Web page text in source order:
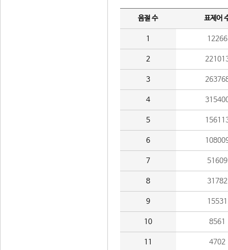
음절 수 표제어
1 12266
2
3
4
5
6
7 51609
8 31782
9 15531
10 8561
11 4702